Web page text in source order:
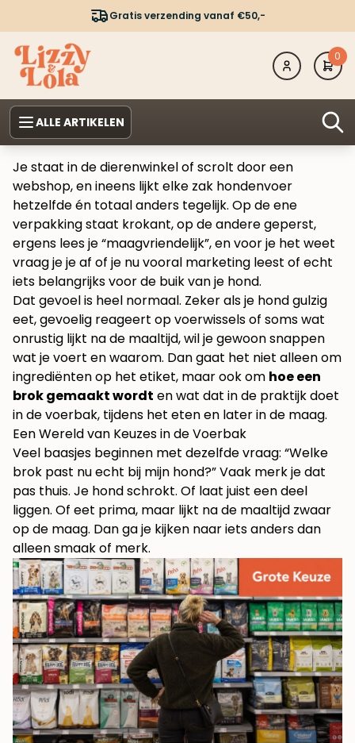
Gratis verzending vanaf €50,-
0
ALLE ARTIKELEN
Je staat in de dierenwinkel of scrolt door een
webshop, en ineens lijkt elke zak hondenvoer
hetzelfde én totaal anders tegelijk. Op de ene
verpakking staat krokant, op de andere geperst,
ergens lees je “maagvriendelijk”, en voor je het weet
vraag je je af of je nu vooral marketing leest of echt
iets belangrijks voor de buik van je hond.
Dat gevoel is heel normaal. Zeker als je hond gulzig
eet, gevoelig reageert op voerwissels of soms wat
onrustig lijkt na de maaltijd, wil je gewoon snappen
wat je voert en waarom. Dan gaat het niet alleen om
ingrediënten op het etiket, maar ook om hoe een
brok gemaakt wordt en wat dat in de praktijk doet
in de voerbak, tijdens het eten en later in de maag.
Een Wereld van Keuzes in de Voerbak
Veel baasjes beginnen met dezelfde vraag: “Welke
brok past nu echt bij mijn hond?” Vaak merk je dat
pas thuis. Je hond schrokt. Of laat juist een deel
liggen. Of eet prima, maar lijkt na de maaltijd zwaar
op de maag. Dan ga je kijken naar iets anders dan
alleen smaak of merk.